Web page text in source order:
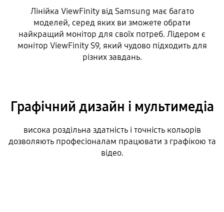
Лінійка ViewFinity від Samsung має багато
моделей, серед яких ви зможете обрати
найкращий монітор для своїх потреб. Лідером є
монітор ViewFinity S9, який чудово підходить для
різних завдань.
Графічний дизайн і мультимедіа
висока роздільна здатність і точність кольорів
дозволяють професіоналам працювати з графікою та
відео.